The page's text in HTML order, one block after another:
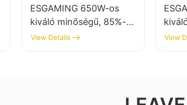
ESGAMING 650W-os
kiváló minőségű, 85%-os
hatásfokú, teljes
modulos, 80+ bronz
View Details View